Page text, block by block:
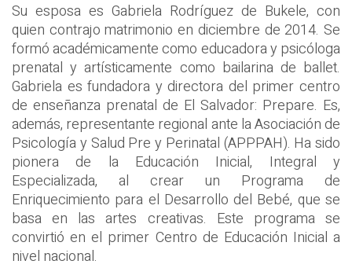
Su esposa es Gabriela Rodríguez de Bukele, con
quien contrajo matrimonio en diciembre de 2014. Se
formó académicamente como educadora y psicóloga
prenatal y artísticamente como bailarina de ballet.
Gabriela es fundadora y directora del primer centro
de enseñanza prenatal de El Salvador: Prepare. Es,
además, representante regional ante la Asociación de
Psicología y Salud Pre y Perinatal (APPPAH). Ha sido
pionera de la Educación Inicial, Integral y
Especializada, al crear un Programa de
Enriquecimiento para el Desarrollo del Bebé, que se
basa en las artes creativas. Este programa se
convirtió en el primer Centro de Educación Inicial a
nivel nacional.